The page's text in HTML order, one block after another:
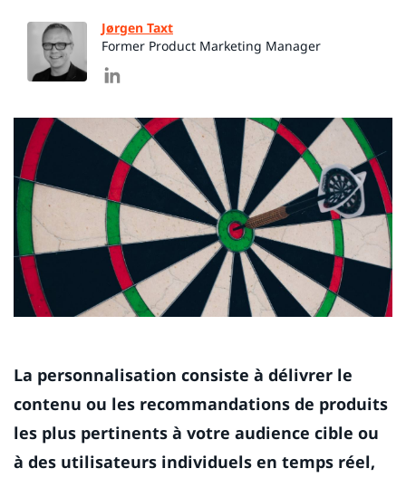
Jørgen Taxt
Former Product Marketing Manager
La personnalisation consiste à délivrer le
contenu ou les recommandations de produits
les plus pertinents à votre audience cible ou
à des utilisateurs individuels en temps réel,